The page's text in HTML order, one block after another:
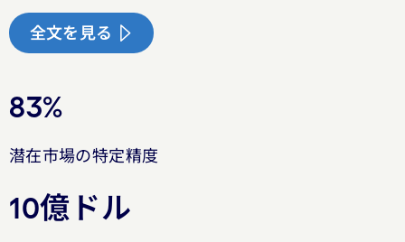
全文を見る
83%
潜在市場の特定精度
10億ドル